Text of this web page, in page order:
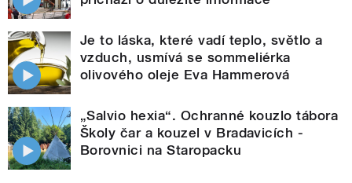
Je to láska, které vadí teplo, světlo a
vzduch, usmívá se sommeliérka
olivového oleje Eva Hammerová
„Salvio hexia“. Ochranné kouzlo tábora
Školy čar a kouzel v Bradavicích -
Borovnici na Staropacku